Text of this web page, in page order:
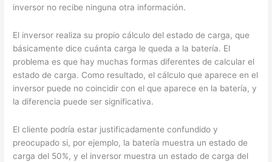
inversor no recibe ninguna otra información.
El inversor realiza su propio cálculo del estado de carga, que
básicamente dice cuánta carga le queda a la batería. El
problema es que hay muchas formas diferentes de calcular el
estado de carga. Como resultado, el cálculo que aparece en el
inversor puede no coincidir con el que aparece en la batería, y
la diferencia puede ser significativa.
El cliente podría estar justificadamente confundido y
preocupado si, por ejemplo, la batería muestra un estado de
carga del 50%, y el inversor muestra un estado de carga del